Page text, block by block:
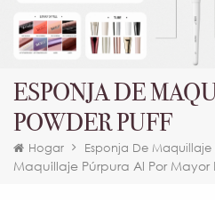
ESPONJA DE
POWDER PUFF
Hogar Esponja De Maquillaje
Maquillaje Púrpura Al Por Mayor